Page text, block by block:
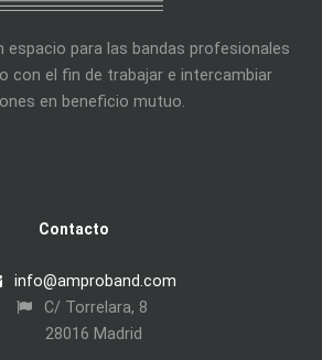
espacio para las bandas profesionales
con el fin de trabajar e intercambiar
en beneficio mutuo.
Contacto
info@amproband.com
C/ Torrelara, 8
28016 Madrid